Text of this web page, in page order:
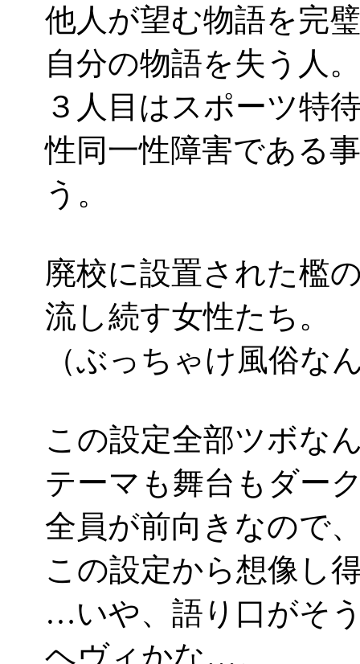
他人が望む物語を完
自分の物語を失う人。
３人目はスポーツ特
性同一性障害である
う。
廃校に設置された檻
流し続す女性たち。
（ぶっちゃけ風俗な
この設定全部ツボな
テーマも舞台もダー
全員が前向きなので
この設定から想像し
…いや、語り口がそ
ヘヴィかな…。